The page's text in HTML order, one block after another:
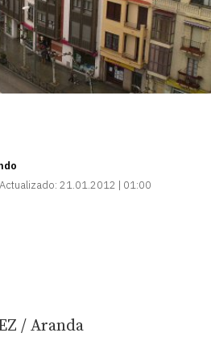
Actualizado: 21.01.2012 | 01:00
/ Aranda